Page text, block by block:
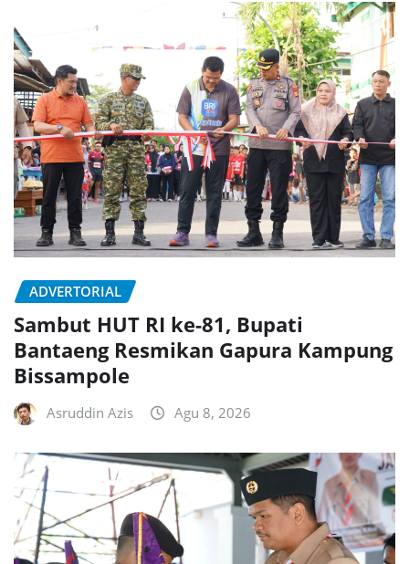
ADVERTORIAL
Sambut HUT RI ke-81, Bupati
Bantaeng Resmikan Gapura Kampung
Bissampole
Asruddin Azis Agu 8, 2026